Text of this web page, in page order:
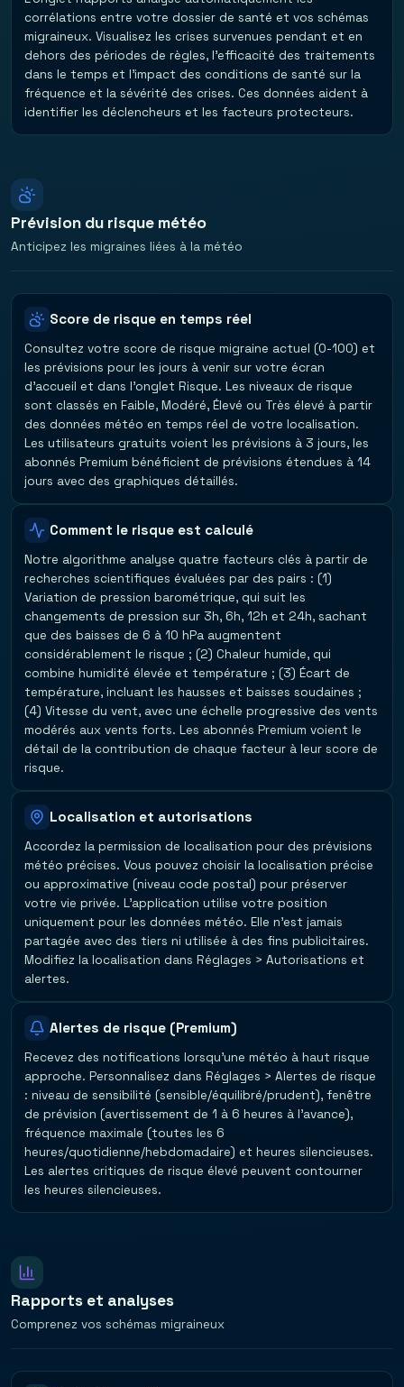
corrélations entre votre dossier de santé et vos schémas
migraineux. Visualisez les crises survenues pendant et en
dehors des périodes de règles, l'efficacité des traitements
dans le temps et l'impact des conditions de santé sur la
fréquence et la sévérité des crises. Ces données aident à
identifier les déclencheurs et les facteurs protecteurs.
Prévision du risque météo
Anticipez les migraines liées à la météo
Score de risque en temps réel
Consultez votre score de risque migraine actuel (0-100) et
les prévisions pour les jours à venir sur votre écran
d'accueil et dans l'onglet Risque. Les niveaux de risque
sont classés en Faible, Modéré, Élevé ou Très élevé à partir
des données météo en temps réel de votre localisation.
Les utilisateurs gratuits voient les prévisions à 3 jours, les
abonnés Premium bénéficient de prévisions étendues à 14
jours avec des graphiques détaillés.
Comment le risque est calculé
Notre algorithme analyse quatre facteurs clés à partir de
recherches scientifiques évaluées par des pairs : (1)
Variation de pression barométrique, qui suit les
changements de pression sur 3h, 6h, 12h et 24h, sachant
que des baisses de 6 à 10 hPa augmentent
considérablement le risque ; (2) Chaleur humide, qui
combine humidité élevée et température ; (3) Écart de
température, incluant les hausses et baisses soudaines ;
(4) Vitesse du vent, avec une échelle progressive des vents
modérés aux vents forts. Les abonnés Premium voient le
détail de la contribution de chaque facteur à leur score de
risque.
Localisation et autorisations
Accordez la permission de localisation pour des prévisions
météo précises. Vous pouvez choisir la localisation précise
ou approximative (niveau code postal) pour préserver
votre vie privée. L'application utilise votre position
uniquement pour les données météo. Elle n'est jamais
partagée avec des tiers ni utilisée à des fins publicitaires.
Modifiez la localisation dans Réglages > Autorisations et
alertes.
Alertes de risque (Premium)
Recevez des notifications lorsqu'une météo à haut risque
approche. Personnalisez dans Réglages > Alertes de risque
: niveau de sensibilité (sensible/équilibré/prudent), fenêtre
de prévision (avertissement de 1 à 6 heures à l'avance),
fréquence maximale (toutes les 6
heures/quotidienne/hebdomadaire) et heures silencieuses.
Les alertes critiques de risque élevé peuvent contourner
les heures silencieuses.
Rapports et analyses
Comprenez vos schémas migraineux